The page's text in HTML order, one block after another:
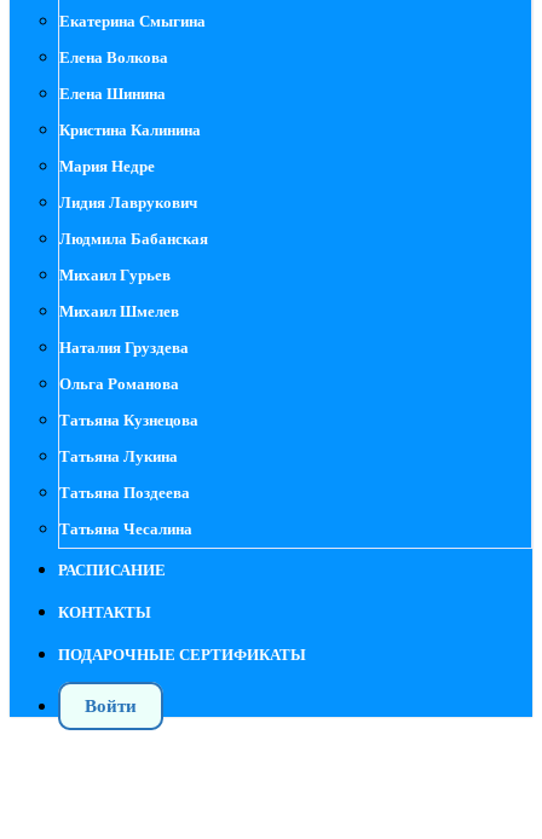
Екатерина Смыгина
Елена Волкова
Елена Шинина
Кристина Калинина
Мария Недре
Лидия Лаврукович
Людмила Бабанская
Михаил Гурьев
Михаил Шмелев
Наталия Груздева
Ольга Романова
Татьяна Кузнецова
Татьяна Лукина
Татьяна Поздеева
Татьяна Чесалина
РАСПИСАНИЕ
КОНТАКТЫ
ПОДАРОЧНЫЕ СЕРТИФИКАТЫ
Войти